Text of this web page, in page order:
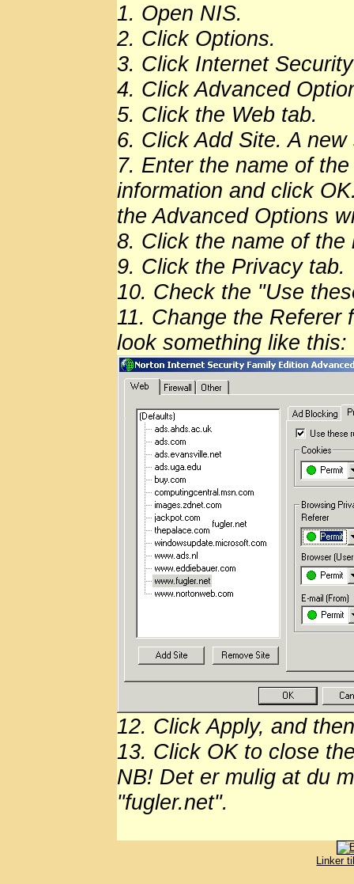
1. Open NIS.
2. Click Options.
3. Click Internet
4. Click Advanced
5. Click the Web tab.
6. Click Add Site. A
7. Enter the name of
information and click
the Advanced Options
8. Click the name of the
9. Click the Privacy tab.
10. Check the "Use
11. Change the Referer
look something like this:
12. Click Apply, and
13. Click OK to close
NB! Det er mulig at du
"fugler.net".
Linker